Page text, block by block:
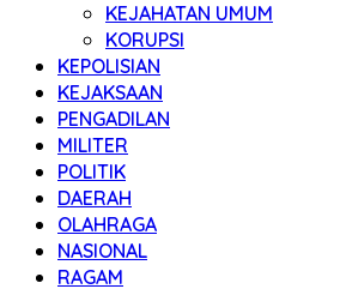
KEJAHATAN UMUM
KORUPSI
KEPOLISIAN
KEJAKSAAN
PENGADILAN
MILITER
POLITIK
DAERAH
OLAHRAGA
NASIONAL
RAGAM